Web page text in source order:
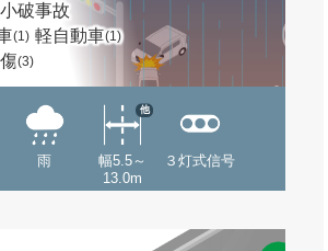
破事故
(1) 軽自動車(1)
(3)
雨
幅5.5～
13.0m
他
３灯式信号